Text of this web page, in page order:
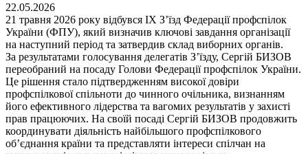
22.05.2026
21 травня 2026 року відбувся ІХ З’їзд Федерації профспілок
України (ФПУ), який визначив ключові завдання організації
на наступний період та затвердив склад виборних органів.
За результатами голосування делегатів З’їзду, Сергій БИЗОВ
переобраний на посаду Голови Федерації профспілок України.
Це рішення стало підтвердженням високої довіри
профспілкової спільноти до чинного очільника, визнанням
його ефективного лідерства та вагомих результатів у захисті
прав працюючих. На своїй посаді Сергій БИЗОВ продовжить
координувати діяльність найбільшого профспілкового
об’єднання країни та представляти інтереси спілчан на